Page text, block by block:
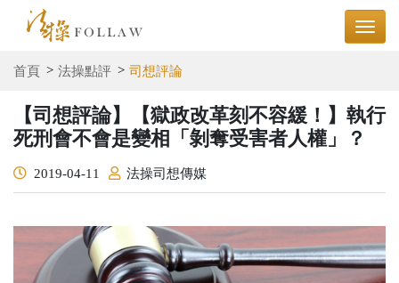
首頁 法操點評 司想評論
【司想評論】【獄政改革刻不容緩！】執行
死刑會不會是變相「剝奪受害者人權」？
2019-04-11 法操司想傳媒